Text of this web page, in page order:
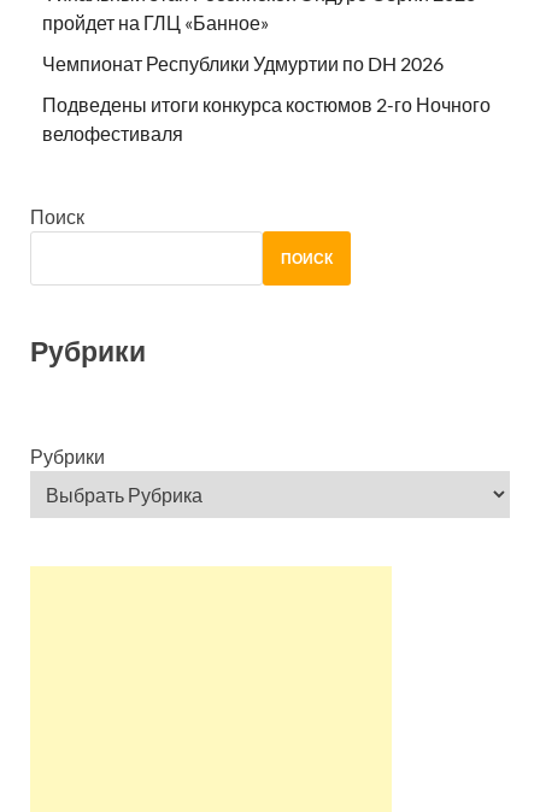
пройдет на ГЛЦ «Банное»
Чемпионат Республики Удмуртии по DH 2026
Подведены итоги конкурса костюмов 2-го Ночного
велофестиваля
Поиск
ПОИСК
Рубрики
Рубрики